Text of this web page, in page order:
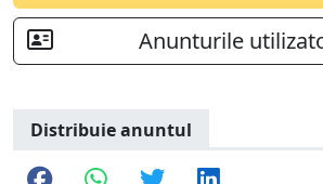
Anunturile
Distribuie anuntul